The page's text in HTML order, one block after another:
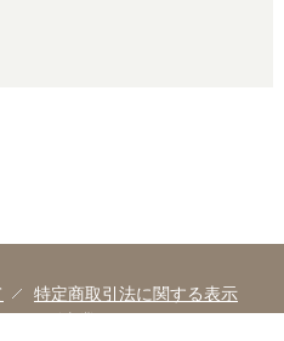
特定商取引法に関する表示